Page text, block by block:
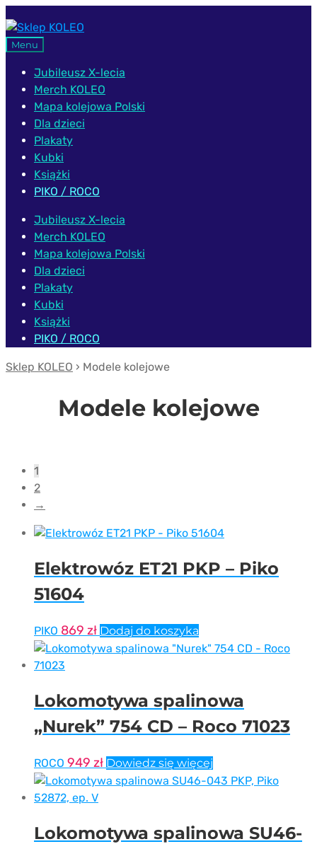
Przejdź
do
Przejdź
do
Menu
Jubileusz X-lecia
Merch KOLEO
Mapa kolejowa Polski
Dla dzieci
Plakaty
Kubki
Książki
PIKO / ROCO
Jubileusz X-lecia
Merch KOLEO
Mapa kolejowa Polski
Dla dzieci
Plakaty
Kubki
Książki
PIKO / ROCO
Sklep KOLEO › Modele kolejowe
Modele kolejowe
1
2
→
Elektrowóz ET21 PKP – Piko
51604
PIKO 869 zł Dodaj do koszyka
Lokomotywa spalinowa
„Nurek” 754 CD – Roco 71023
ROCO 949 zł Dowiedz się więcej
Lokomotywa spalinowa SU46-